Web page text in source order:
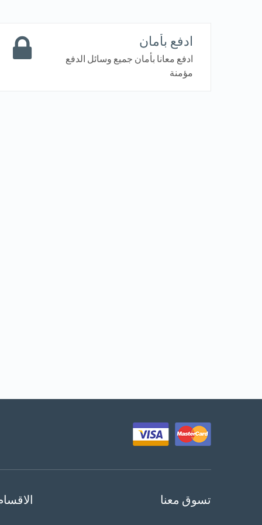
ادفع بأمان
ادفع معانا بأمان جميع وسائل الدفع
مؤمنة
تسوق معنا